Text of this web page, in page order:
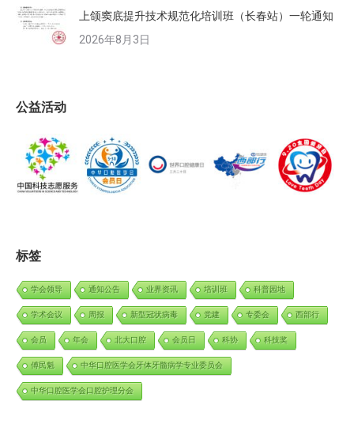
上颌窦底提升技术规范化培训班（长春站）一轮通知
2026年8月3日
公益活动
标签
学会领导 通知公告 业界资讯 培训班 科普园地
学术会议 周报 新型冠状病毒 党建 专委会 西部行
会员 年会 北大口腔 会员日 科协 科技奖
傅民魁 中华口腔医学会牙体牙髓病学专业委员会
中华口腔医学会口腔护理分会